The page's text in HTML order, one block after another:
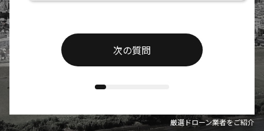
次の質問
厳選ドローン業者をご紹介